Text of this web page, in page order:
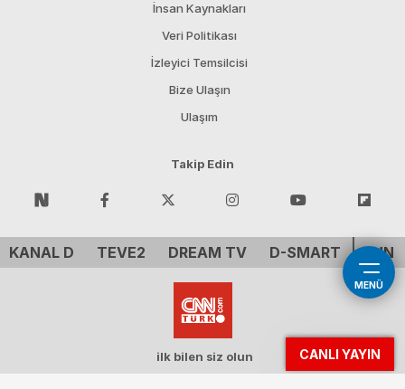
MENÜ
CANLI YAYIN
İnsan Kaynakları
Veri Politikası
İzleyici Temsilcisi
Bize Ulaşın
Ulaşım
Takip Edin
KANAL D TEVE2 DREAM TV D-SMART CNN
ilk bilen siz olun